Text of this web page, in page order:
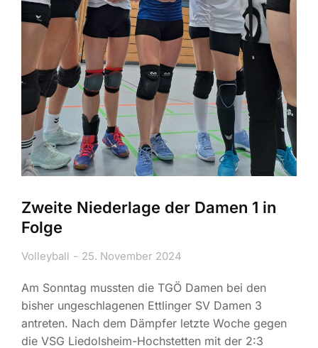
Zweite Niederlage der Damen 1 in
Folge
Volleyball 25. November 2024
Am Sonntag mussten die TGÖ Damen bei den
bisher ungeschlagenen Ettlinger SV Damen 3
antreten. Nach dem Dämpfer letzte Woche gegen
die VSG Liedolsheim-Hochstetten mit der 2:3